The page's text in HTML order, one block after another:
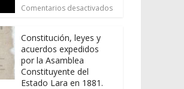
Comentarios desactivados
Constitución, leyes y
acuerdos expedidos
por la Asamblea
Constituyente del
Estado Lara en 1881.